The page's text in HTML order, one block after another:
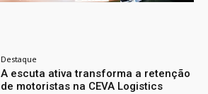
Destaque
A escuta ativa transforma a retenção
de motoristas na CEVA Logistics